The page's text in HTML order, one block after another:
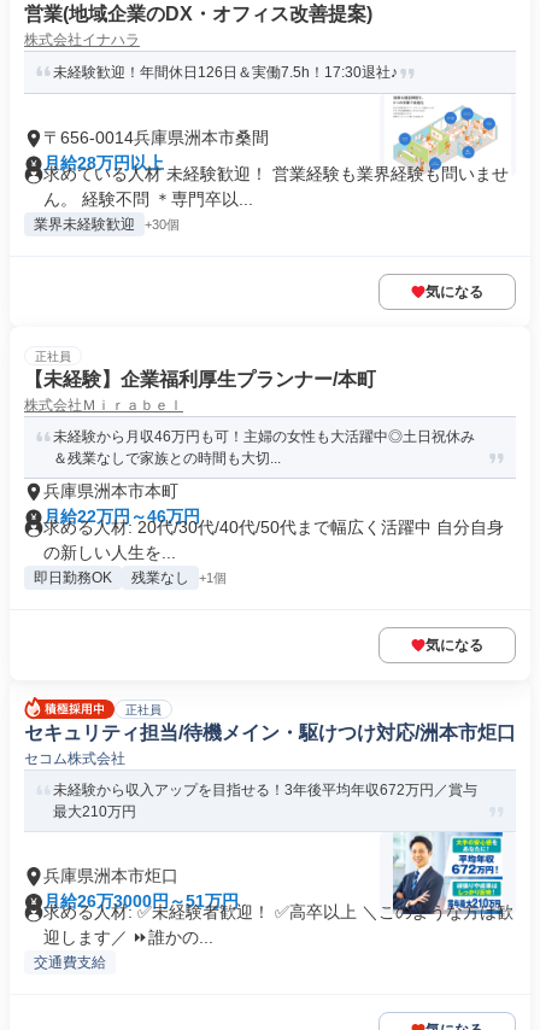
営業(地域企業のDX・オフィス改善提案)
株式会社イナハラ
未経験歓迎！年間休日126日＆実働7.5h！17:30退社♪
〒656-0014兵庫県洲本市桑間
月給28万円以上
求めている人材 未経験歓迎！ 営業経験も業界経験も問いませ
ん。 経験不問 ＊専門卒以...
業界未経験歓迎 +30個
気になる
正社員
【未経験】企業福利厚生プランナー/本町
株式会社Ｍｉｒａｂｅｌ
未経験から月収46万円も可！主婦の女性も大活躍中◎土日祝休み
＆残業なしで家族との時間も大切...
兵庫県洲本市本町
月給22万円～46万円
求める人材: 20代/30代/40代/50代まで幅広く活躍中 自分自身
の新しい人生を...
即日勤務OK 残業なし +1個
気になる
正社員
セキュリティ担当/待機メイン・駆けつけ対応/洲本市炬口
セコム株式会社
未経験から収入アップを目指せる！3年後平均年収672万円／賞与
最大210万円
兵庫県洲本市炬口
月給26万3000円～51万円
求める人材: ✅未経験者歓迎！ ✅高卒以上 ＼このような方は歓
迎します／ ⏩誰かの...
交通費支給